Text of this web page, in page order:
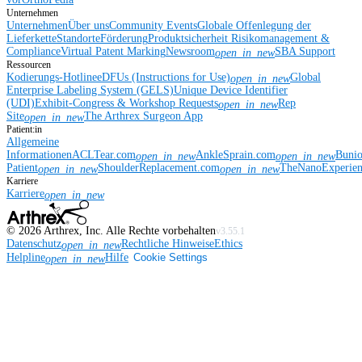
Unternehmen
UnternehmenÜber unsCommunity EventsGlobale Offenlegung der
LieferketteStandorteFörderungProduktsicherheit Risikomanagement &
ComplianceVirtual Patent MarkingNewsroomopen_in_newSBA Support
Ressourcen
Kodierungs-HotlineeDFUs (Instructions for Use)open_in_newGlobal
Enterprise Labeling System (GELS)Unique Device Identifier
(UDI)Exhibit-Congress & Workshop Requestsopen_in_newRep
Siteopen_in_newThe Arthrex Surgeon App
Patient:in
Allgemeine
InformationenACLTear.comopen_in_newAnkleSprain.comopen_in_new
Patientopen_in_newShoulderReplacement.comopen_in_new
Karriere
Karriereopen_in_new
© 2026 Arthrex, Inc. Alle Rechte vorbehaltenv3.55.1
Datenschutzopen_in_newRechtliche HinweiseEthics
Helplineopen_in_newHilfe Cookie Settings